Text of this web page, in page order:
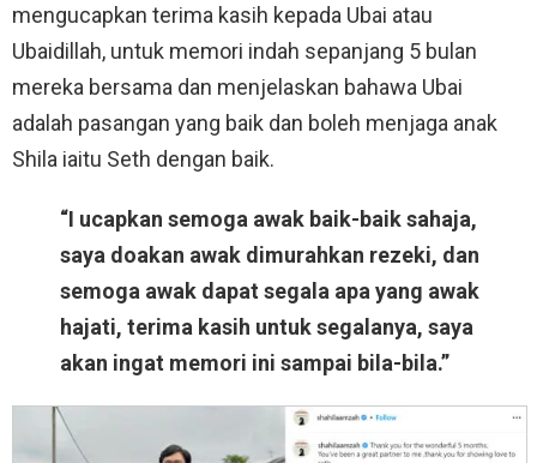
mengucapkan terima kasih kepada Ubai atau
Ubaidillah, untuk memori indah sepanjang 5 bulan
mereka bersama dan menjelaskan bahawa Ubai
adalah pasangan yang baik dan boleh menjaga anak
Shila iaitu Seth dengan baik.
“I ucapkan semoga awak baik-baik sahaja,
saya doakan awak dimurahkan rezeki, dan
semoga awak dapat segala apa yang awak
hajati, terima kasih untuk segalanya, saya
akan ingat memori ini sampai bila-bila.”